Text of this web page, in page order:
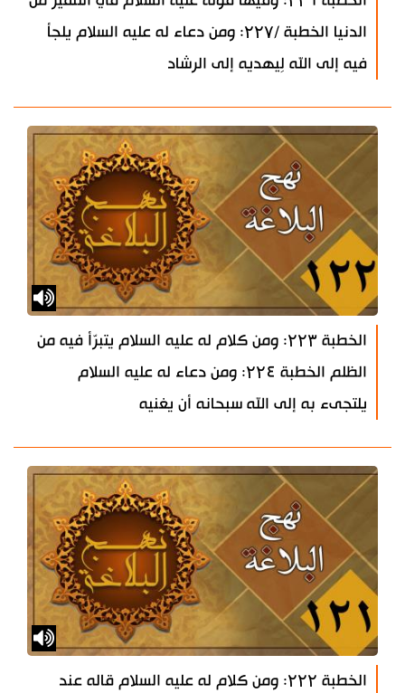
الدنيا الخطبة /۲۲۷: ومن دعاء له عليه السلام يلجأ
فيه إلى الله لِيهديه إلى الرشاد
الخطبة ۲۲۳: ومن كلام له عليه السلام يتبرّأ فيه من
الظلم الخطبة ۲۲٤: ومن دعاء له عليه السلام
يلتجىء به إلى الله سبحانه أن يغنيه
الخطبة ۲۲۲: ومن كلام له عليه السلام قاله عند